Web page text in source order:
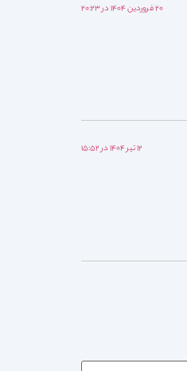
۲۰ فروردین ۱۴۰۴ در ۲۰:۲۳
۱۲ تیر ۱۴۰۴ در ۱۵:۵۲